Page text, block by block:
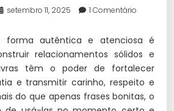
setembro 11, 2025
1 Comentário
forma autêntica e atenciosa é
relacionamentos sólidos e
têm o poder de fortalecer
e transmitir carinho, respeito e
do que apenas frases bonitas, o